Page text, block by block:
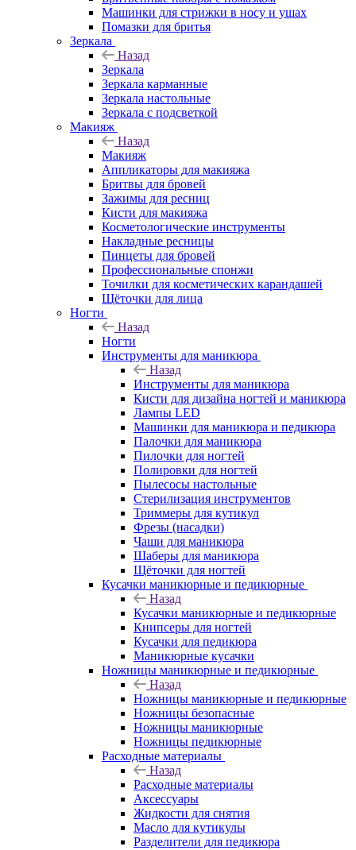
Машинки для стрижки в носу и ушах
Помазки для бритья
Зеркала
Назад
Зеркала
Зеркала карманные
Зеркала настольные
Зеркала с подсветкой
Макияж
Назад
Макияж
Аппликаторы для макияжа
Бритвы для бровей
Зажимы для ресниц
Кисти для макияжа
Косметологические инструменты
Накладные ресницы
Пинцеты для бровей
Профессиональные спонжи
Точилки для косметических карандашей
Щёточки для лица
Ногти
Назад
Ногти
Инструменты для маникюра
Назад
Инструменты для маникюра
Кисти для дизайна ногтей и маникюра
Лампы LED
Машинки для маникюра и педикюра
Палочки для маникюра
Пилочки для ногтей
Полировки для ногтей
Пылесосы настольные
Стерилизация инструментов
Триммеры для кутикул
Фрезы (насадки)
Чаши для маникюра
Шаберы для маникюра
Щёточки для ногтей
Кусачки маникюрные и педикюрные
Назад
Кусачки маникюрные и педикюрные
Книпсеры для ногтей
Кусачки для педикюра
Маникюрные кусачки
Ножницы маникюрные и педикюрные
Назад
Ножницы маникюрные и педикюрные
Ножницы безопасные
Ножницы маникюрные
Ножницы педикюрные
Расходные материалы
Назад
Расходные материалы
Аксессуары
Жидкости для снятия
Масло для кутикулы
Разделители для педикюра